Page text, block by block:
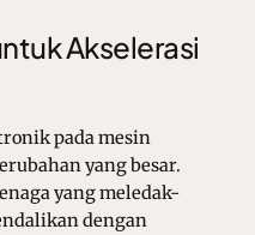
Akselerasi
pada mesin
yang besar.
yang meledak-
dengan